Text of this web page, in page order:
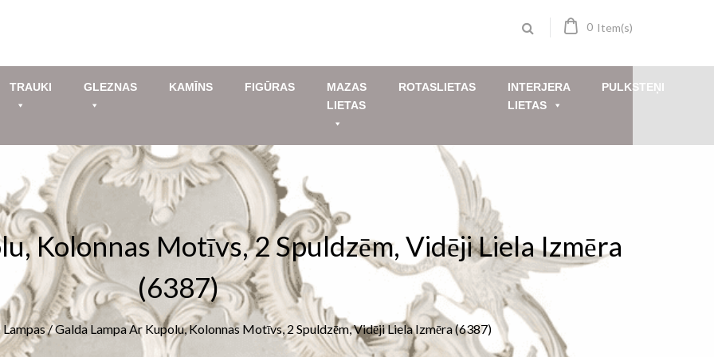
0 Item(s)
TRAUKI GLEZNAS KAMĪNS FIGŪRAS
MAZAS
LIETAS
ROTASLIETAS
INTERJERA
LIETAS
PULKSTEŅI
Kolonnas Motīvs, 2 Spuldzēm, Vidēji Liela Izmēra
(6387)
Lampas/ Galda Lampa Ar Kupolu, Kolonnas Motīvs, 2 Spuldzēm, Vidēji Liela Izmēra (6387)